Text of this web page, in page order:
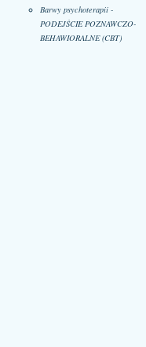
Barwy psychoterapii -
PODEJŚCIE POZNAWCZO-
BEHAWIORALNE (CBT)